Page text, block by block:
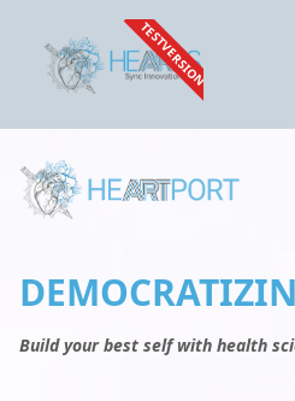
TESTVERSION
Build your best self with health